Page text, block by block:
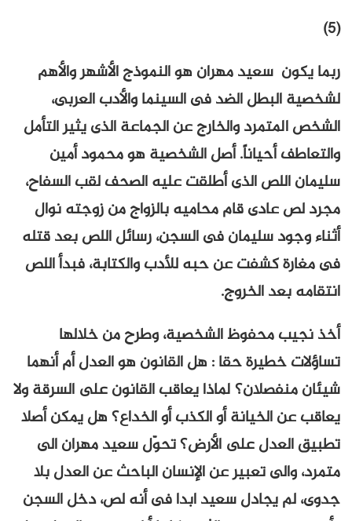
(5)
ربما يكون سعيد مهران هو النموذج الأشهر والأهم
لشخصية البطل الضد فى السينما والأدب العربى،
الشخص المتمرد والخارج عن الجماعة الذى يثير التأمل
والتعاطف أحياناً. أصل الشخصية هو محمود أمين
سليمان اللص الذى أطلقت عليه الصحف لقب السفاح،
مجرد لص عادى قام محاميه بالزواج من زوجته نوال
أثناء وجود سليمان فى السجن، رسائل اللص بعد قتله
فى مغارة كشفت عن حبه للأدب والكتابة، فبدأ اللص
انتقامه بعد الخروج.
أخذ نجيب محفوظ الشخصية، وطرح من خلالها
تساؤلات خطيرة حقا : هل القانون هو العدل أم أنهما
شيئان منفصلان؟ لماذا يعاقب القانون على السرقة ولا
يعاقب عن الخيانة أو الكذب أو الخداع؟ هل يمكن أصلا
تطبيق العدل على الأرض؟ تحوّل سعيد مهران الى
متمرد، والى تعبير عن الإنسان الباحث عن العدل بلا
جدوى، لم يجادل سعيد ابدا فى أنه لص، دخل السجن